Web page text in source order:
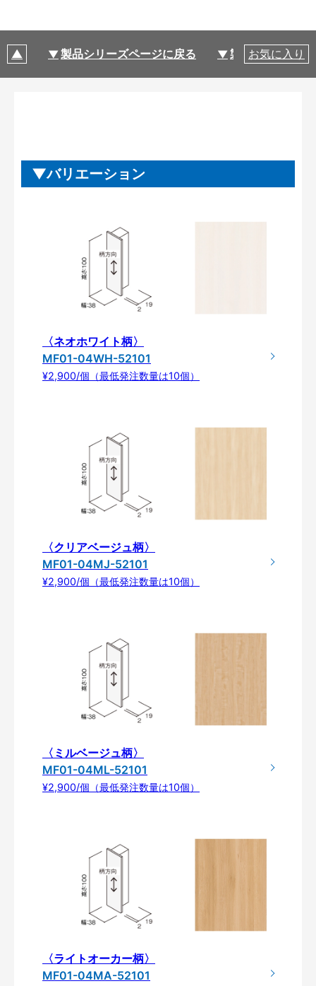
製品シリーズページに戻る 製品仕様
お気に入り
バリエーション
〈ネオホワイト柄〉
MF01-04WH-52101
¥2,900/個（最低発注数量は10個）
〈クリアベージュ柄〉
MF01-04MJ-52101
¥2,900/個（最低発注数量は10個）
〈ミルベージュ柄〉
MF01-04ML-52101
¥2,900/個（最低発注数量は10個）
〈ライトオーカー柄〉
MF01-04MA-52101